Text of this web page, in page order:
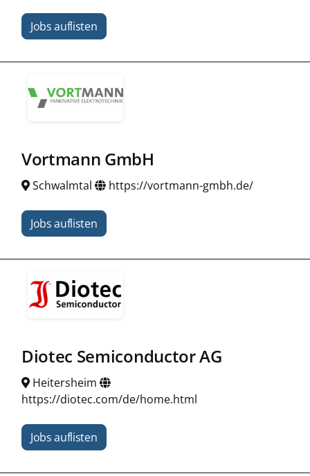
Jobs auflisten
Vortmann GmbH
Schwalmtal https://vortmann-gmbh.de/
Jobs auflisten
Diotec Semiconductor AG
Heitersheim
https://diotec.com/de/home.html
Jobs auflisten